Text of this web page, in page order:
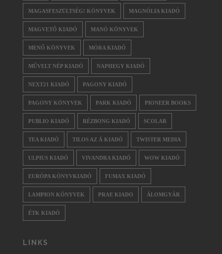
MAGASFESZÜLTSÉG! KÖNYVEK MAGNÓLIA KIADÓ
MAGVETŐ KIADÓ MANÓ KÖNYVEK
MENŐ KÖNYVEK MÓRA KIADÓ
MŰVELT NÉP KIADÓ NAPHEGY KIADÓ
NEXT21 KIADÓ PAGONY KIADÓ
PAGONY KÖNYVEK PARK KIADÓ PIONEER BOOKS
PUBLIO KIADÓ RÉZBONG KIADÓ SCOLAR
TEA KIADÓ TILOS AZ Á KIADÓ TWISTER MEDIA
ULPIUS KIADÓ VIVANDRA KIADÓ WOW KIADÓ
EURÓPA KÖNYVKIADÓ FUMAX KIADÓ
LAMPION KÖNYVEK PRAE KIADO ÁLOMGYÁR
ÉTK KIADÓ
LINKS